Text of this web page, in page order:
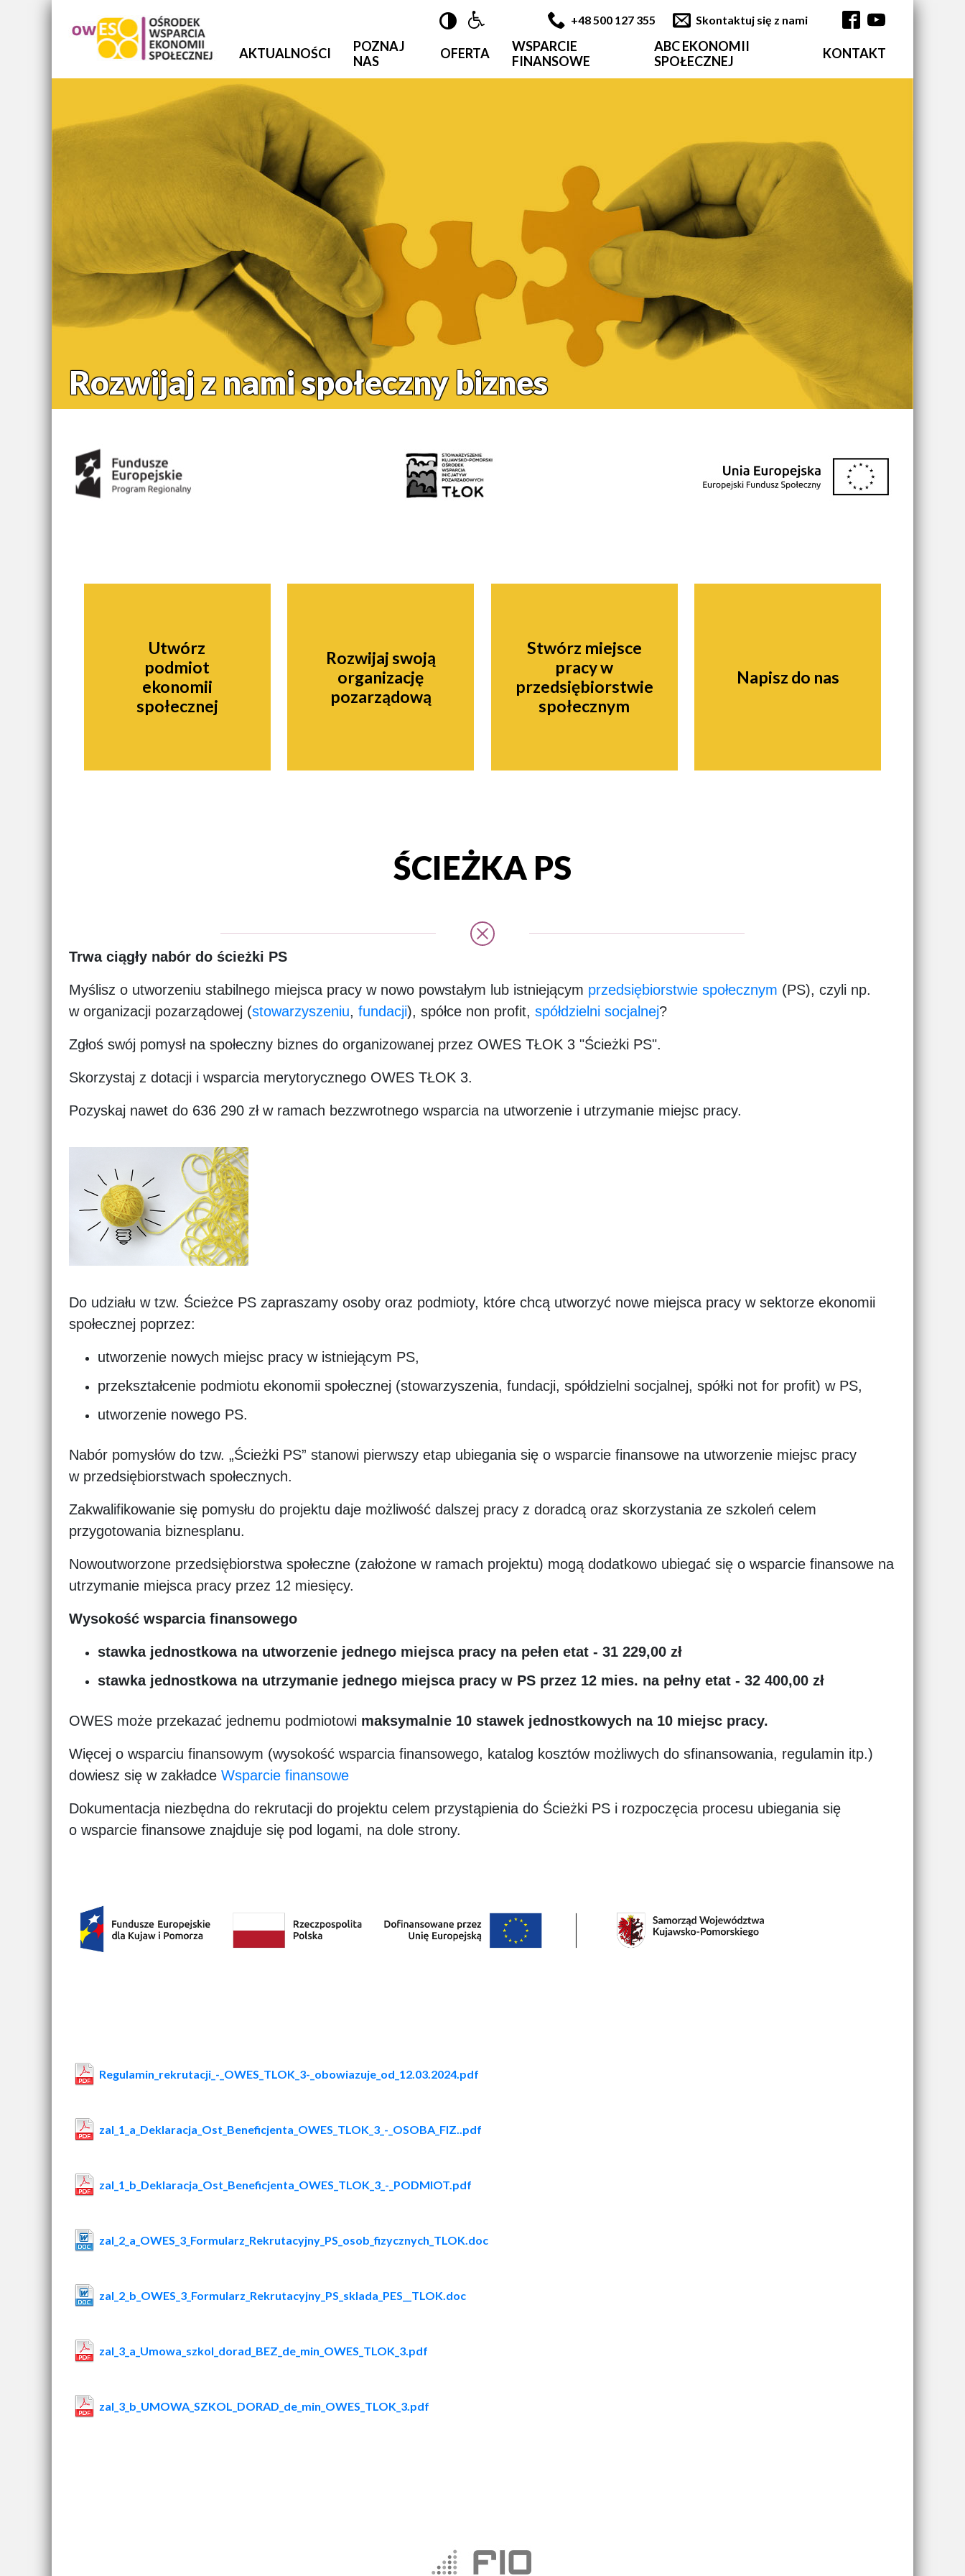
 +48 500 127 355 Skontaktuj się z nami
AKTUALNOŚCI
POZNAJ
NAS
OFERTA
WSPARCIE
FINANSOWE
ABC EKONOMII
SPOŁECZNEJ
KONTAKT
Rozwijaj z nami społeczny biznes
Nawigacja
Utwórz
podmiot
ekonomii
społecznej
Rozwijaj swoją
organizację
pozarządową
Stwórz miejsce
pracy w
przedsiębiorstwie
społecznym
Napisz do nas
ŚCIEŻKA PS
Trwa ciągły nabór do ścieżki PS
Myślisz o utworzeniu stabilnego miejsca pracy w nowo powstałym lub istniejącym przedsiębiorstwie społecznym (PS), czyli np.
w organizacji pozarządowej (stowarzyszeniu, fundacji), spółce non profit, spółdzielni socjalnej?
Zgłoś swój pomysł na społeczny biznes do organizowanej przez OWES TŁOK 3 "Ścieżki PS".
Skorzystaj z dotacji i wsparcia merytorycznego OWES TŁOK 3.
Pozyskaj nawet do 636 290 zł w ramach bezzwrotnego wsparcia na utworzenie i utrzymanie miejsc pracy.
Do udziału w tzw. Ścieżce PS zapraszamy osoby oraz podmioty, które chcą utworzyć nowe miejsca pracy w sektorze ekonomii
społecznej poprzez:
utworzenie nowych miejsc pracy w istniejącym PS,
przekształcenie podmiotu ekonomii społecznej (stowarzyszenia, fundacji, spółdzielni socjalnej, spółki not for profit) w PS,
utworzenie nowego PS.
Nabór pomysłów do tzw. „Ścieżki PS” stanowi pierwszy etap ubiegania się o wsparcie finansowe na utworzenie miejsc pracy
w przedsiębiorstwach społecznych.
Zakwalifikowanie się pomysłu do projektu daje możliwość dalszej pracy z doradcą oraz skorzystania ze szkoleń celem
przygotowania biznesplanu.
Nowoutworzone przedsiębiorstwa społeczne (założone w ramach projektu) mogą dodatkowo ubiegać się o wsparcie finansowe na
utrzymanie miejsca pracy przez 12 miesięcy.
Wysokość wsparcia finansowego
stawka jednostkowa na utworzenie jednego miejsca pracy na pełen etat - 31 229,00 zł
stawka jednostkowa na utrzymanie jednego miejsca pracy w PS przez 12 mies. na pełny etat - 32 400,00 zł
OWES może przekazać jednemu podmiotowi maksymalnie 10 stawek jednostkowych na 10 miejsc pracy.
Więcej o wsparciu finansowym (wysokość wsparcia finansowego, katalog kosztów możliwych do sfinansowania, regulamin itp.)
dowiesz się w zakładce Wsparcie finansowe
Dokumentacja niezbędna do rekrutacji do projektu celem przystąpienia do Ścieżki PS i rozpoczęcia procesu ubiegania się
o wsparcie finansowe znajduje się pod logami, na dole strony.
Regulamin_rekrutacji_-_OWES_TLOK_3-_obowiazuje_od_12.03.2024.pdf
zal_1_a_Deklaracja_Ost_Beneficjenta_OWES_TLOK_3_-_OSOBA_FIZ..pdf
zal_1_b_Deklaracja_Ost_Beneficjenta_OWES_TLOK_3_-_PODMIOT.pdf
zal_2_a_OWES_3_Formularz_Rekrutacyjny_PS_osob_fizycznych_TLOK.doc
zal_2_b_OWES_3_Formularz_Rekrutacyjny_PS_sklada_PES__TLOK.doc
zal_3_a_Umowa_szkol_dorad_BEZ_de_min_OWES_TLOK_3.pdf
zal_3_b_UMOWA_SZKOL_DORAD_de_min_OWES_TLOK_3.pdf